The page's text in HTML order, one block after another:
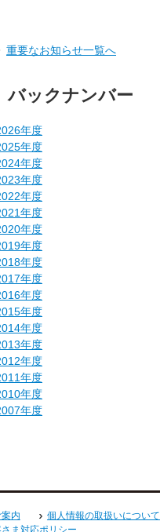
重要なお知らせ一覧へ
バックナンバー
年度
年度
年度
年度
年度
年度
年度
年度
年度
年度
年度
年度
年度
年度
年度
年度
年度
年度
内 個人情報の取扱いについて
ま対応ポリシー